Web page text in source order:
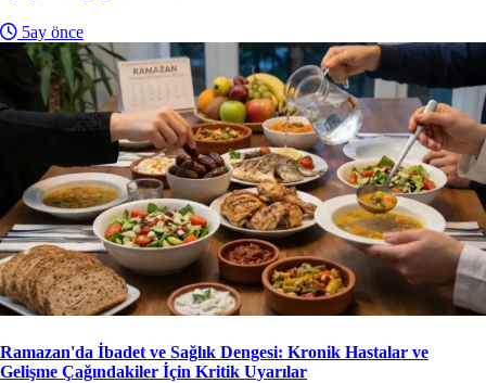
5ay önce
Ramazan'da İbadet ve Sağlık Dengesi: Kronik Hastalar ve
Gelişme Çağındakiler İçin Kritik Uyarılar